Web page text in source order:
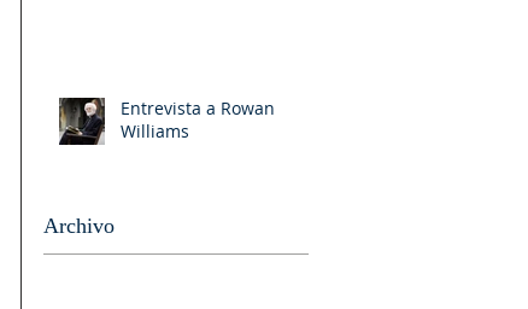
Entrevista a Rowan
Williams
Archivo